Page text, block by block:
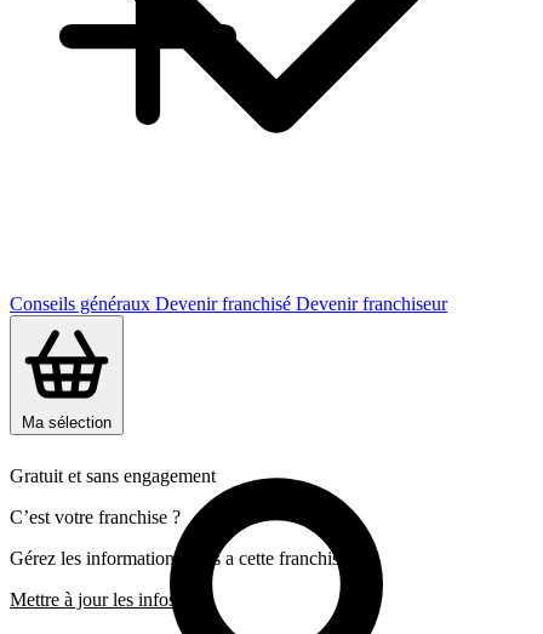
Conseils généraux Devenir franchisé Devenir franchiseur
Ma sélection
Gratuit et sans engagement
C’est votre franchise ?
Gérez les informations liées a cette franchise
Mettre à jour les infos